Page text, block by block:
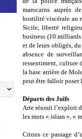
marocains auprès
hostilité viscérale au
Sicile, liberté
business (10
et de leurs obligés,
absence de
ressentiment, culture
la base arrière de
peut être falloir poser
Départs des Juifs
Arte réussit l’exploit
les mots « islam », «
Citons ce passage